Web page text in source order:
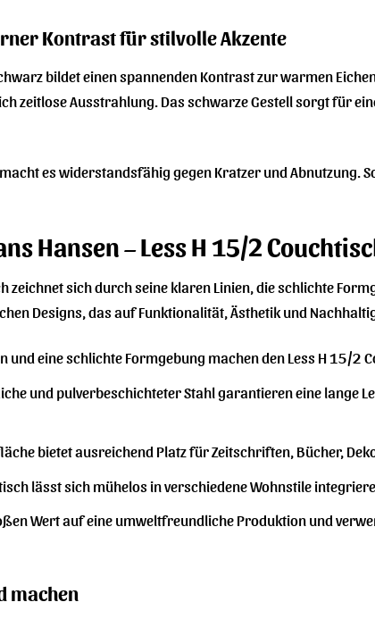
Kontrast für stilvolle Akzente
bildet einen spannenden Kontrast zur warmen
zeitlose Ausstrahlung. Das schwarze Gestell sorgt für
es widerstandsfähig gegen Kratzer und Abnutzung.
Hansen – Less H 15/2
zeichnet sich durch seine klaren Linien, die schlichte
Designs, das auf Funktionalität, Ästhetik und
und eine schlichte Formgebung machen den Less H 15/2
und pulverbeschichteter Stahl garantieren eine lange
bietet ausreichend Platz für Zeitschriften, Bücher,
lässt sich mühelos in verschiedene Wohnstile
Wert auf eine umweltfreundliche Produktion und
machen